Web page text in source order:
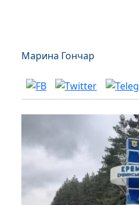
Марина Гончар